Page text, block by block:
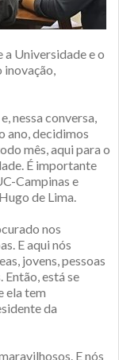
Universidade e o
inovação,
nessa conversa,
ano, decidimos
mês, aqui para o
É importante
Campinas e
de Lima.
nos
E aqui nós
jovens, pessoas
está se
ela tem
da
E nós